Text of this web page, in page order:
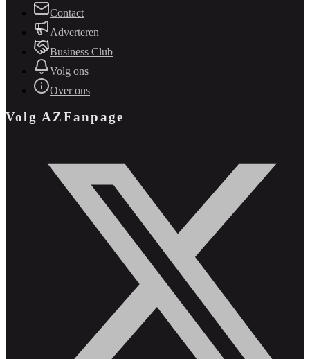
Contact
Adverteren
Business Club
Volg ons
Over ons
Volg AZFanpage